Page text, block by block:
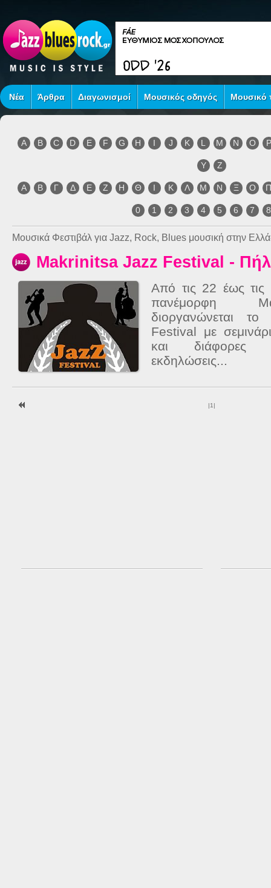
Νέα Άρθρα Διαγωνισμοί Μουσικός οδηγός Μουσικό
A B C D E F G H I J K L M N O P
Y Z
Α Β Γ Δ Ε Ζ Η Θ Ι Κ Λ Μ Ν Ξ Ο
0 1 2 3 4 5 6 7 8
Μουσικά Φεστιβάλ για Jazz, Rock, Blues μουσική στην
Makrinitsa Jazz Festival -
Από τις 22 έως
πανέμορφη
διοργανώνεται
Festival με
και διάφορες
εκδηλώσεις...
|1 |